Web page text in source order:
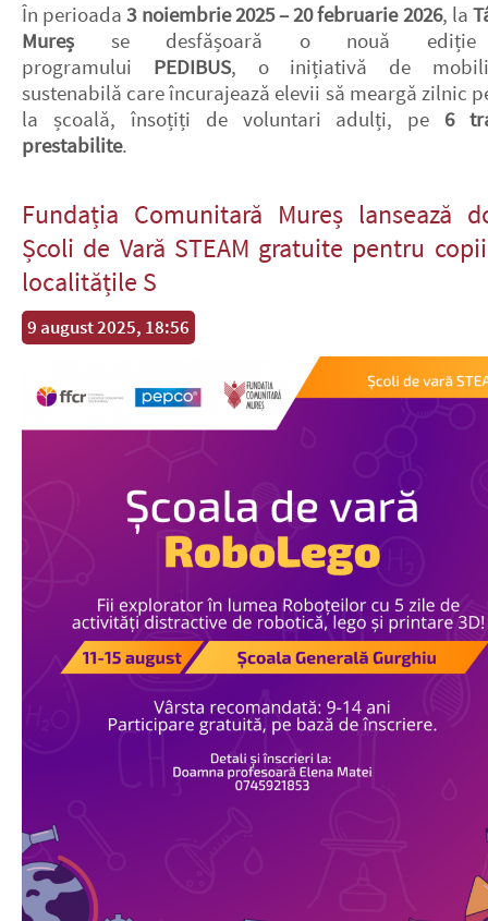
În perioada3 noiembrie 2025 – 20 februarie 2026, la
Mureș se desfășoară o nouă
programului PEDIBUS, o inițiativă de
sustenabilă care încurajează elevii să meargă zilnic
la școală, însoțiți de voluntari adulți, pe 6
prestabilite.
Fundația Comunitară Mureș lansează
Școli de Vară STEAM gratuite pentru
localitățile S
9 august 2025, 18:56